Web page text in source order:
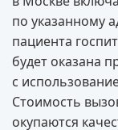
по указанному
пациента
будет оказана
с
Стоимость
окупаются